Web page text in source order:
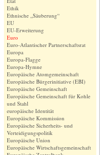
Ethik
Ethnische „Säuberung“
EU
EU-Erweiterung
Euro
Euro-Atlantischer Partnerschaftsrat
Europa
Europa-Flagge
Europa-Hymne
Europäische Atomgemeinschaft
Europäische Bürgerinitiative (EBI)
Europäische Gemeinschaft
Europäische Gemeinschaft für Kohle
und Stahl
europäische Identität
Europäische Kommission
Europäische Sicherheits- und
Verteidigungspolitik
Europäische Union
Europäische Wirtschaftsgemeinschaft